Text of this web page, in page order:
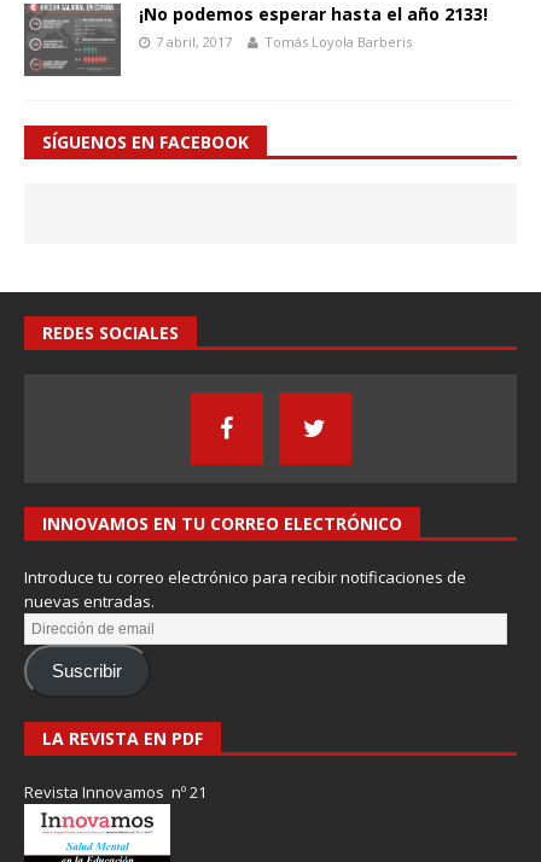
¡No podemos esperar hasta el año 2133!
7 abril, 2017 Tomás Loyola Barberis
SÍGUENOS EN FACEBOOK
REDES SOCIALES
INNOVAMOS EN TU CORREO ELECTRÓNICO
Introduce tu correo electrónico para recibir notificaciones de
nuevas entradas.
Suscribir
LA REVISTA EN PDF
Revista Innovamos nº 21